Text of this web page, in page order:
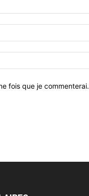
fois que je commenterai.